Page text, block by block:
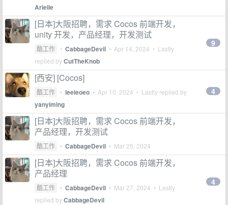
Arielle
[日本]大阪招聘，需求 Cocos 前端开发，
unity 开发，产品经理，开发测试
酷工作 • CabbageDevil • Apr 14, 2024 • Lastly
replied byCutTheKnob
9
[西安] [Cocos]
酷工作 • leeleoeo • Apr 10, 2024 • Lastly replied by
yanyiming
4
[日本]大阪招聘，需求 Cocos 前端开发，
产品经理，开发测试
酷工作 • CabbageDevil • Mar 25, 2024
[日本]大阪招聘，需求 Cocos 前端开发，
产品经理
酷工作 • CabbageDevil • Mar 27, 2024 • Lastly
replied byCabbageDevil
4